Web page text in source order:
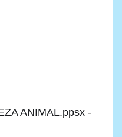
ANIMAL.ppsx -